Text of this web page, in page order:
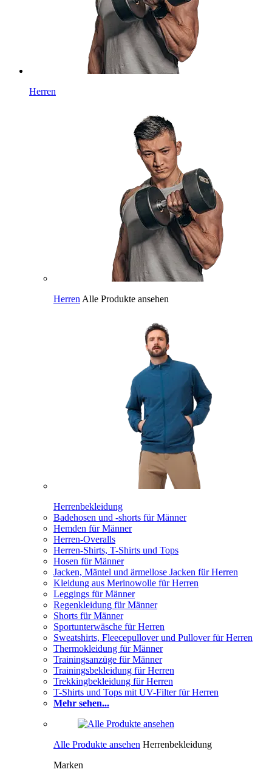
Herren
Herren Alle Produkte ansehen
Herrenbekleidung
Badehosen und -shorts für Männer
Hemden für Männer
Herren-Overalls
Herren-Shirts, T-Shirts und Tops
Hosen für Männer
Jacken, Mäntel und ärmellose Jacken für Herren
Kleidung aus Merinowolle für Herren
Leggings für Männer
Regenkleidung für Männer
Shorts für Männer
Sportunterwäsche für Herren
Sweatshirts, Fleecepullover und Pullover für Herren
Thermokleidung für Männer
Trainingsanzüge für Männer
Trainingsbekleidung für Herren
Trekkingbekleidung für Herren
T-Shirts und Tops mit UV-Filter für Herren
Mehr sehen...
Alle Produkte ansehen Herrenbekleidung
Marken